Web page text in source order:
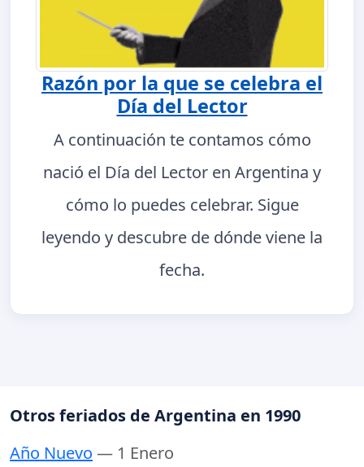
Razón por la que se celebra el
Día del Lector
A continuación te contamos cómo
nació el Día del Lector en Argentina y
cómo lo puedes celebrar. Sigue
leyendo y descubre de dónde viene la
fecha.
Otros feriados de Argentina en 1990
Año Nuevo — 1 Enero